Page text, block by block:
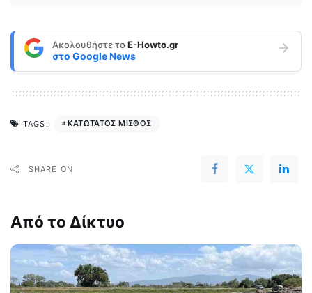
Ακολουθήστε τοE-Howto.gr
στο Google News
TAGS: ΚΑΤΩΤΑΤΟΣ ΜΙΣΘΟΣ
SHARE ON
Από το Δίκτυο